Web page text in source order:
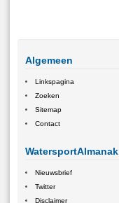
Algemeen
Linkspagina
Zoeken
Sitemap
Contact
WatersportAlmanak
Nieuwsbrief
Twitter
Disclaimer